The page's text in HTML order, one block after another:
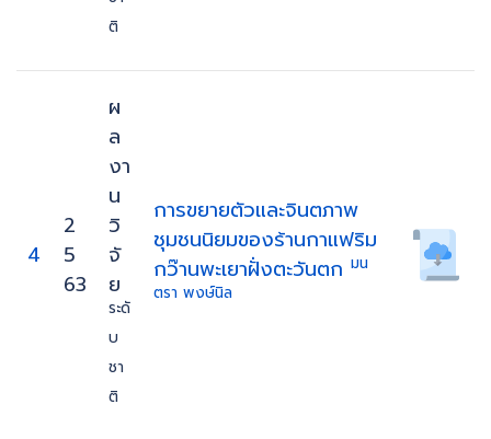
ติ
4
2
5
63
ผ
ล
งา
น
วิ
จั
ย
ระดั
บ
ชา
ติ
การขยายตัวและจินตภาพ
ชุมชนนิยมของร้านกาแฟริม
กว๊านพะเยาฝั่งตะวันตก มน
ตรา พงษ์นิล